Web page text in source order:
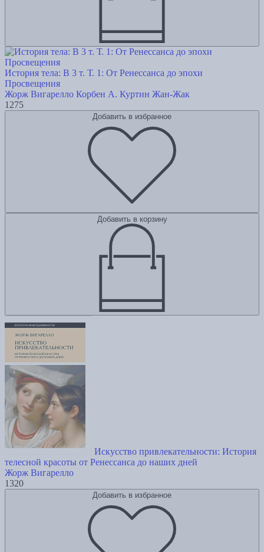
История тела: В 3 т. Т. 1: От Ренессанса до эпохи
Просвещения
Жорж Вигарелло Корбен А. Куртин Жан-Жак
1275
Добавить в избранное
Добавить в корзину
Искусство привлекательности: История
телесной красоты от Ренессанса до наших дней
Жорж Вигарелло
1320
Добавить в избранное